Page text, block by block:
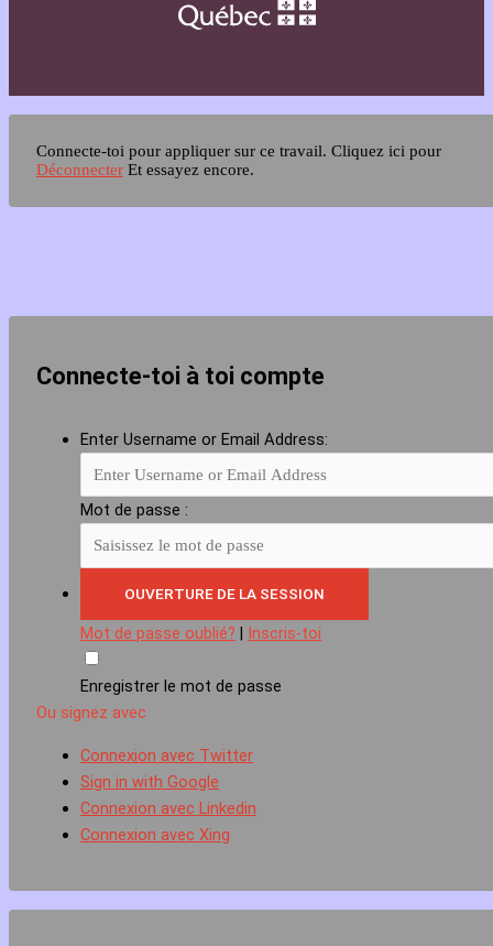
Connecte-toi pour appliquer sur ce travail. Cliquez ici pour
Déconnecter Et essayez encore.
Connecte-toi à toi compte
Enter Username or Email Address:
Mot de passe :
Mot de passe oublié? Inscris-toi
Enregistrer le mot de passe
Ou signez avec
Connexion avec Twitter
Sign in with Google
Connexion avec Linkedin
Connexion avec Xing